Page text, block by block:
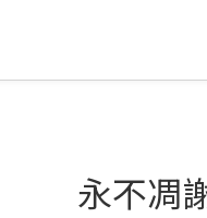
永不凋